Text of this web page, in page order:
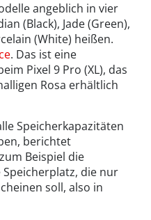
angeblich in vier
(Black), Jade (Green),
(White) heißen.
. Das ist eine
Pixel 9 Pro (XL), das
Rosa erhältlich
Speicherkapazitäten
berichtet
Beispiel die
die nur
soll, also in